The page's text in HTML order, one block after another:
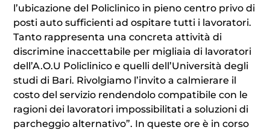
l’ubicazione del Policlinico in pieno centro privo di
posti auto sufficienti ad ospitare tutti i lavoratori.
Tanto rappresenta una concreta attività di
discrimine inaccettabile per migliaia di lavoratori
dell’A.O.U Policlinico e quelli dell’Università degli
studi di Bari. Rivolgiamo l’invito a calmierare il
costo del servizio rendendolo compatibile con le
ragioni dei lavoratori impossibilitati a soluzioni di
parcheggio alternativo”. In queste ore è in corso